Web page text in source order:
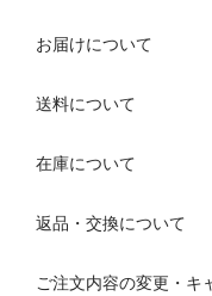
お届けについて
送料について
在庫について
返品・交換について
ご注文内容の変更・キ